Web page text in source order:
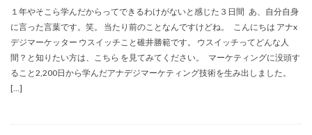
１年やそこら学んだからってできるわけがないと感じた３日間 あ、自分自身
に言った言葉です。笑。 当たり前のことなんですけどね。 こんにちは アナx
デジマーケッター ウスイッチこと碓井勝範です。 ウスイッチってどんな人
間？と知りたい方は、こちら を見てみてください。 マーケティングに没頭す
ること2,200日から学んだアナデジマーケティング技術を生み出しました。
[…]